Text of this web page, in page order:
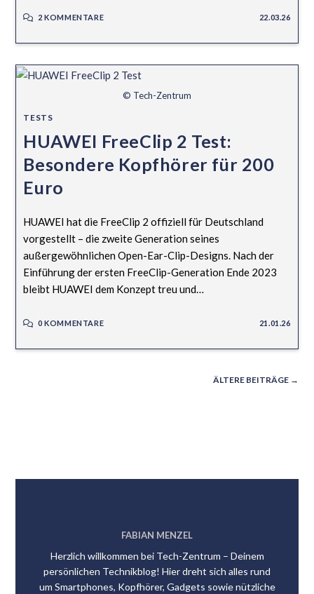
2 KOMMENTARE 22.03.26
© Tech-Zentrum
TESTS
HUAWEI FreeClip 2 Test:
Besondere Kopfhörer für 200
Euro
HUAWEI hat die FreeClip 2 offiziell für Deutschland
vorgestellt – die zweite Generation seines
außergewöhnlichen Open-Ear-Clip-Designs. Nach der
Einführung der ersten FreeClip-Generation Ende 2023
bleibt HUAWEI dem Konzept treu und…
0 KOMMENTARE 21.01.26
ÄLTERE BEITRÄGE →
FABIAN MENZEL
Herzlich willkommen bei Tech-Zentrum – Deinem
persönlichen Technikblog! Hier dreht sich alles rund
um Smartphones, Kopfhörer, Gadgets sowie nützliche